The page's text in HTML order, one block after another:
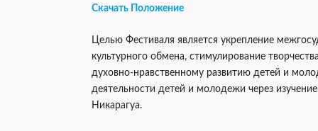
Скачать Положение
Целью Фестиваля является укрепление
культурного обмена, стимулирование
духовно-нравственному развитию детей и
деятельности детей и молодежи через
Никарагуа.